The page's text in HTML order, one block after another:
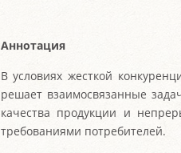
Аннотация
В условиях жесткой
решает взаимосвязанные
качества продукции и
требованиями потребителей.